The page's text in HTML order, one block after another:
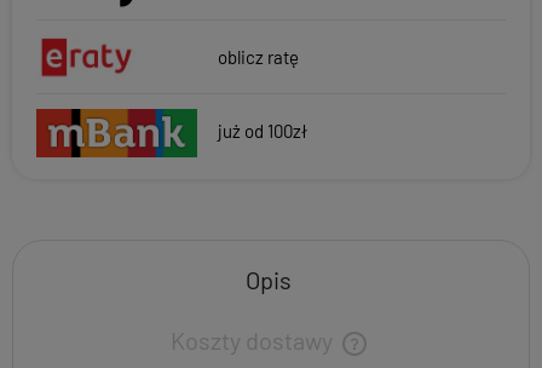
oblicz ratę
już od 100zł
Opis
Koszty dostawy